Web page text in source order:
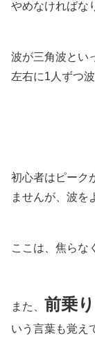
やめなければな
波が三角波とい
左右に1人ずつ
初心者はピーク
ませんが、波を
ここは、焦らな
また、 前乗
いう言葉も覚え